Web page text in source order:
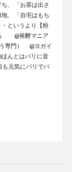
、 「お茶は出さ
、 「自宅はもち
というより【粉
@発酵マニア
専門） @ヨガイ
んとはパリに音
も元気にパリでパ